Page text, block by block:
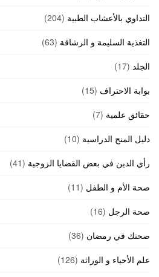
التداوي بالأعشاب الطبية (204)
التغذية السليمة و الرشاقة (63)
الجلد (17)
بوابة الاحتراف (15)
حقائق علمية (7)
دليل المنح الدراسية (10)
رأي الدين في بعض القضايا الزوجية (41)
صحة الأم و الطفل (11)
صحة الرجل (16)
صحتك في رمضان (36)
علم الأحياء و الوراثة (126)